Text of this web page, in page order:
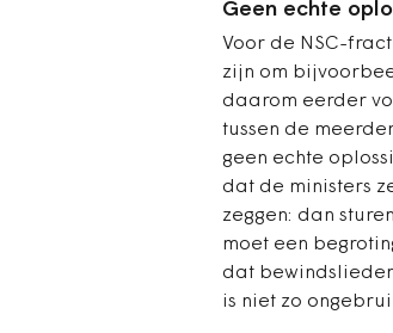
Geen echte
Voor de NSC-
zijn om
daarom eerder
tussen de
geen echte
dat de ministers
zeggen: dan
moet een
dat
is niet zo